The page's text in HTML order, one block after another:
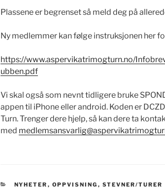
Plassene er begrenset så meld deg på
Ny medlemmer kan følge instruksjonen her
https://www.aspervikatrimogturn.no/
ubben.pdf
Vi skal også som nevnt tidligere bruke
appen til iPhone eller android. Koden er
Turn. Trenger dere hjelp, så kan dere ta
med
KATEGORIER
NYHETER , OPPVISNING , STEVNER/TURER